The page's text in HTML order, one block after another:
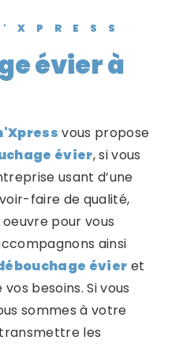
vous propose
évier, si vous
usant d’une
faire de qualité,
pour vous
ainsi
évier et
besoins. Si vous
sommes à votre
les